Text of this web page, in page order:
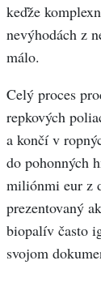
keďže
nevýhodách z
málo.
Celý proces
repkových
a končí v
do pohonných
miliónmi eur z
prezentovaný
biopalív často
svojom